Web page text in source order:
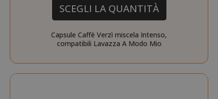
SCEGLI LA QUANTITÀ
Capsule Caffè Verzì miscela Intenso,
compatibili Lavazza A Modo Mio